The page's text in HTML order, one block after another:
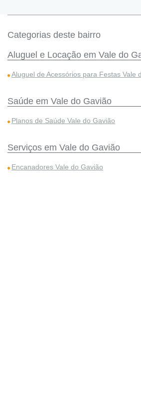
Categorias deste bairro
Aluguel e Locação em Vale do
Aluguel de Acessórios para Festas Vale
Saúde em Vale do Gavião
Planos de Saúde Vale do Gavião
Serviços em Vale do Gavião
Encanadores Vale do Gavião